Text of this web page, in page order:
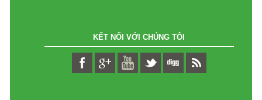
KẾT NỐI VỚI CHÚNG TÔI